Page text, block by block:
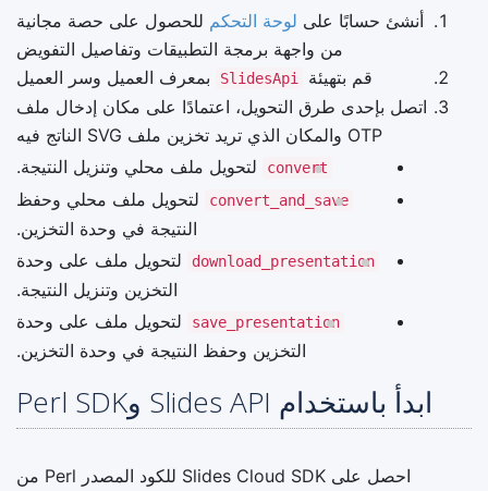
أنشئ حسابًا على لوحة التحكم للحصول على حصة مجانية
من واجهة برمجة التطبيقات وتفاصيل التفويض
قم بتهيئة
SlidesApi
بمعرف العميل وسر العميل
اتصل بإحدى طرق التحويل، اعتمادًا على مكان إدخال ملف
OTP والمكان الذي تريد تخزين ملف SVG الناتج فيه
convert لتحويل ملف محلي وتنزيل النتيجة.
convert_and_save
لتحويل ملف محلي وحفظ
النتيجة في وحدة التخزين.
download_presentation
لتحويل ملف على وحدة
التخزين وتنزيل النتيجة.
save_presentation
لتحويل ملف على وحدة
التخزين وحفظ النتيجة في وحدة التخزين.
ابدأ باستخدام Slides API وPerl SDK
احصل على Slides Cloud SDK للكود المصدر Perl من